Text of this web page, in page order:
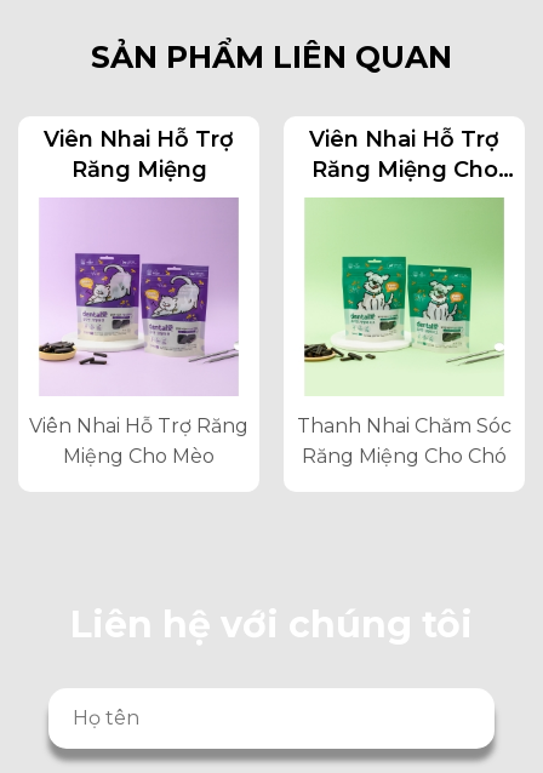
SẢN PHẨM LIÊN QUAN
Viên Nhai Hỗ Trợ
Răng Miệng
Viên Nhai Hỗ Trợ Răng
Miệng Cho Mèo
Viên Nhai Hỗ Trợ
Răng Miệng Cho
Chó
Thanh Nhai Chăm Sóc
Răng Miệng Cho Chó
Liên hệ với chúng tôi